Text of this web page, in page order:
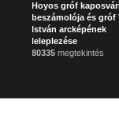
Hoyos gróf
beszámolója és gróf
István arcképének
leleplezése
80335 megtekintés